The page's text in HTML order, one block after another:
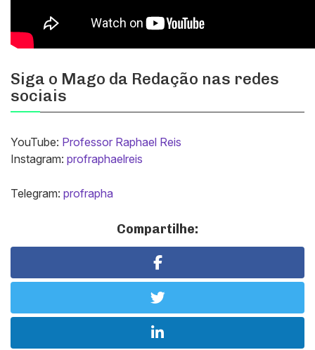
Siga o Mago da Redação nas redes
sociais
YouTube: Professor Raphael Reis
Instagram: profraphaelreis
Telegram: profrapha
Compartilhe: